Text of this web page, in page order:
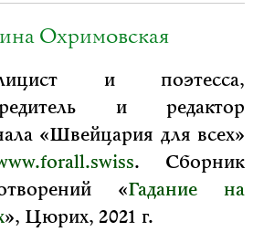
Охримовская
и поэтесса,
и редактор
«Швейцария для всех»
. Сборник
«Гадание на
», Цюрих, 2021 г.